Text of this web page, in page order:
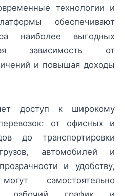
технологии и
обеспечивают
наиболее выгодных
зависимость от
и повышая доходы
доступ к широкому
от офисных и
до транспортировки
автомобилей и
и удобству,
самостоятельно